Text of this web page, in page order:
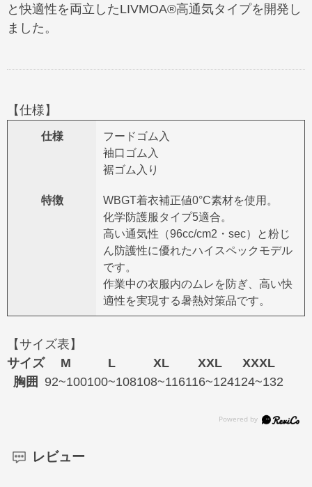
と快適性を両立したLIVMOA®高通気タイプを開発し
ました。
【仕様】
仕様
フードゴム入
袖口ゴム入
裾ゴム入り
特徴
WBGT着衣補正値0°C素材を使用。
化学防護服タイプ5適合。
高い通気性（96cc/cm2・sec）と粉じ
ん防護性に優れたハイスペックモデル
です。
作業中の衣服内のムレを防ぎ、高い快
適性を実現する暑熱対策品です。
【サイズ表】
サイズ
M L XL XXL
XXXL
胸囲
92~100100~108108~116116~124124~132
レビュー